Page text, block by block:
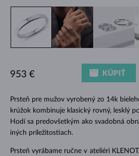
Prsteň pre mužov vyrobený zo 14k
krúžok kombinuje klasický rovný, lesklý
Hodí sa predovšetkým ako svadobná
iných príležitostiach.
Prsteň vyrábame ručne v ateliéri
953 € KÚPIŤ